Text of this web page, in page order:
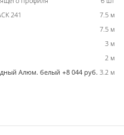
241
7.5 м
7.5 м
3 м
2 м
Алюм. белый +8 044 руб. 3.2 м